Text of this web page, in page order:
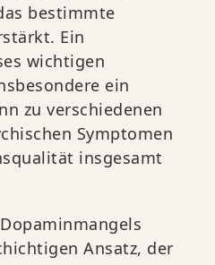
bestimmte
Ein
wichtigen
ein
zu verschiedenen
Symptomen
insgesamt
Ansatz, der